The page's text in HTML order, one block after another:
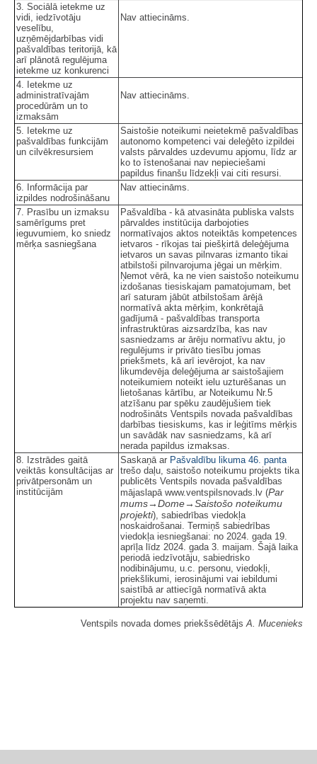
3. Sociālā ietekme uz
vidi, iedzīvotāju
veselību,
uzņēmējdarbības vidi
pašvaldības teritorijā, kā
arī plānotā regulējuma
ietekme uz konkurenci
Nav attiecināms.
4. Ietekme uz
administratīvajām
procedūrām un to
izmaksām
Nav attiecināms.
5. Ietekme uz
pašvaldības funkcijām
un cilvēkresursiem
Saistošie noteikumi neietekmē pašvaldības
autonomo kompetenci vai deleģēto izpildei
valsts pārvaldes uzdevumu apjomu, līdz ar
ko to īstenošanai nav nepieciešami
papildus finanšu līdzekļi vai citi resursi.
6. Informācija par
izpildes nodrošināšanu
Nav attiecināms.
7. Prasību un izmaksu
samērīgums pret
ieguvumiem, ko sniedz
mērķa sasniegšana
Pašvaldība - kā atvasināta publiska valsts
pārvaldes institūcija darbojoties
normatīvajos aktos noteiktās kompetences
ietvaros - rīkojas tai piešķirtā deleģējuma
ietvaros un savas pilnvaras izmanto tikai
atbilstoši pilnvarojuma jēgai un mērķim.
Ņemot vērā, ka ne vien saistošo noteikumu
izdošanas tiesiskajam pamatojumam, bet
arī saturam jābūt atbilstošam ārējā
normatīvā akta mērķim, konkrētajā
gadījumā - pašvaldības transporta
infrastruktūras aizsardzība, kas nav
sasniedzams ar ārēju normatīvu aktu, jo
regulējums ir privāto tiesību jomas
priekšmets, kā arī ievērojot, ka nav
likumdevēja deleģējuma ar saistošajiem
noteikumiem noteikt ielu uzturēšanas un
lietošanas kārtību, ar Noteikumu Nr.5
atzīšanu par spēku zaudējušiem tiek
nodrošināts Ventspils novada pašvaldības
darbības tiesiskums, kas ir leģitīms mērķis
un savādāk nav sasniedzams, kā arī
nerada papildus izmaksas.
8. Izstrādes gaitā
veiktās konsultācijas ar
privātpersonām un
institūcijām
Saskaņā ar Pašvaldību likuma 46. panta
trešo daļu, saistošo noteikumu projekts tika
publicēts Ventspils novada pašvaldības
mājaslapā www.ventspilsnovads.lv (Par
mums→Dome→Saistošo noteikumu
projekti), sabiedrības viedokļa
noskaidrošanai. Termiņš sabiedrības
viedokļa iesniegšanai: no 2024. gada 19.
aprīļa līdz 2024. gada 3. maijam. Šajā laika
periodā iedzīvotāju, sabiedrisko
nodibinājumu, u.c. personu, viedokļi,
priekšlikumi, ierosinājumi vai iebildumi
saistībā ar attiecīgā normatīvā akta
projektu nav saņemti.
Ventspils novada domes priekšsēdētājs A. Mucenieks